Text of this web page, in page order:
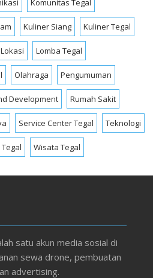
Komunitas Tegal
Kuliner Siang Kuliner Tegal
Lokasi Lomba Tegal
Olahraga Pengumuman
Development Rumah Sakit
Service Center Tegal Teknologi
Wisata Tegal
satu akun media sosial di
sewa drone, pembuatan
advertising.